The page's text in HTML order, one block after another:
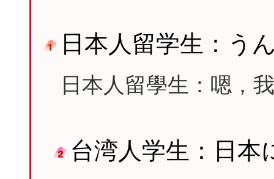
日本人留学生：う
日本人留學生：嗯，
台湾人学生：日本